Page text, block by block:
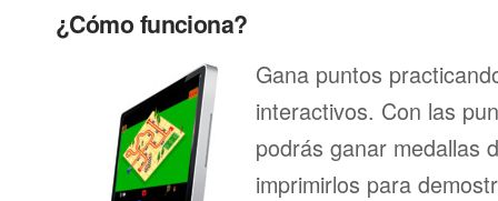
¿Cómo funciona?
Gana puntos
interactivos. Con las
podrás ganar medallas
imprimirlos para